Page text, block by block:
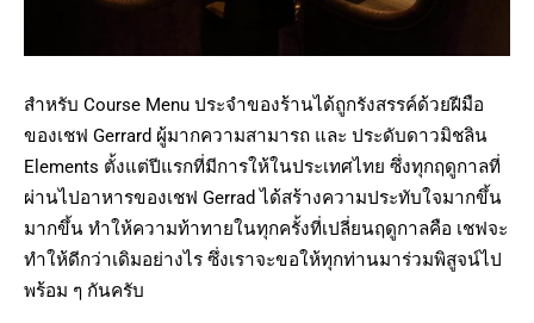
สำหรับ Course Menu ประจำของร้านได้ถูกรังสรรค์ด้วยฝีมือ
ของเชฟ Gerrard ผู้มากความสามารถ และ ประดับดาวมิชลิน
Elements ตั้งแต่ปีแรกที่มีการให้ในประเทศไทย ซึ่งทุกฤดูกาลที่
ผ่านไปอาหารของเชฟ Gerrad ได้สร้างความประทับใจมากขึ้น
มากขึ้น ทำให้ความท้าทายในทุกครั้งที่เปลี่ยนฤดูกาลคือ เชฟจะ
ทำให้ดีกว่าเดิมอย่างไร ซึ่งเราจะขอให้ทุกท่านมาร่วมพิสูจน์ไป
พร้อม ๆ กันครับ